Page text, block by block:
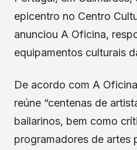
epicentro no Centro
anunciou A Oficina,
equipamentos culturais
De acordo com A
reúne “centenas de
bailarinos, bem como
programadores de artes